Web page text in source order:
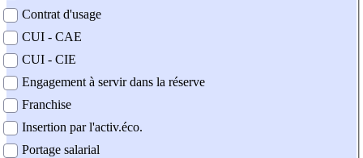
Contrat d'usage
CUI - CAE
CUI - CIE
Engagement à servir dans la réserve
Franchise
Insertion par l'activ.éco.
Portage salarial